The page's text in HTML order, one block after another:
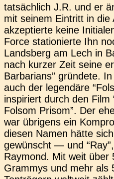
tat­säch­lich J.R. und er
mit seinem Ein­tritt in
akzep­tier­te keine
Force sta­tio­nier­te Ihn
Lands­berg am Lech in
nach kurzer Zeit seine
Bar­ba­ri­ans” grün­de­te.
auch der legen­dä­re
inspi­riert durch den Film
Folsom Prisom”. Der
war übri­gens ein
diesen Namen hätte
gewünscht — und
Ray­mond. Mit weit über
Gram­mys und mehr als